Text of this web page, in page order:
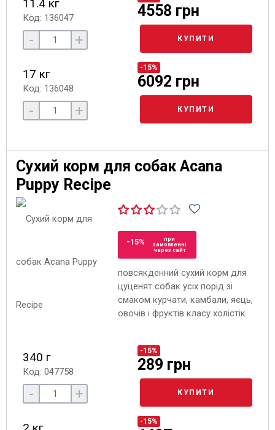
11.4 кг
Код: 136047 4558 грн
- + КУПИТИ
17 кг
Код: 136048
-15%
6092 грн
- + КУПИТИ
Сухий корм для собак Acana
Puppy Recipe
-15%
при
замовленні
через сайт
повсякденний сухий корм для
цуценят собак усіх порід зі
смаком курчати, камбали, яєць,
овочів і фруктів класу холістік
340 г
Код: 047758
-15%
289 грн
- + КУПИТИ
-15%